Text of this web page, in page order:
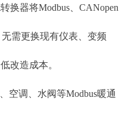
换器将Modbus、CANopen
需更换现有仪表、变频
改造成本。
空调、水阀等Modbus暖通